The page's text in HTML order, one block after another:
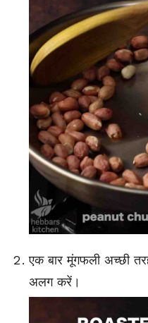
एक बार मूंगफली अच्छी
अलग करें।